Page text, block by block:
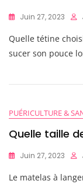
Juin 27, 2023
Quelle tétine
sucer son pouce
PUÉRICULTURE &
Quelle taille
Juin 27, 2023
Le matelas à